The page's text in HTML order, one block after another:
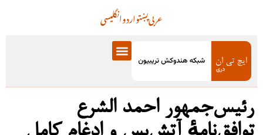
انگلیسیاردوپښتوعربی
رئیس‌جمهور احمد الشرع